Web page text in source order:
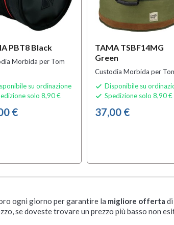
PBT8 Black
Morbida per Tom
su ordinazione
solo 8,90 €
€
TAMA TSBF14MG
Green
Custodia Morbida per
 Disponibile su
 Spedizione solo 8,90 €
37,00 €
ogni giorno per garantire la migliore offerta
se doveste trovare un prezzo più basso non